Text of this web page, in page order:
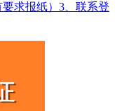
求报纸）3、联系登